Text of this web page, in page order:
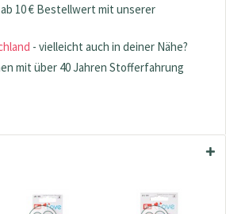
10 € Bestellwert mit unserer
- vielleicht auch in deiner Nähe?
mit über 40 Jahren Stofferfahrung